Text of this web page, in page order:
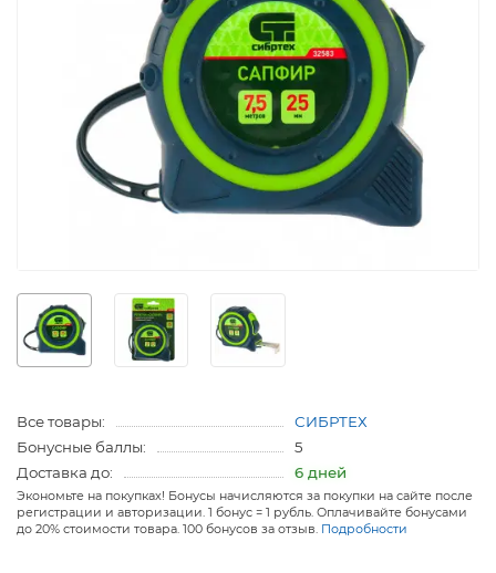
Все товары:
СИБРТЕХ
Бонусные баллы:
5
Доставка до:
6 дней
Экономьте на покупках! Бонусы начисляются за покупки на сайте после
регистрации и авторизации. 1 бонус = 1 рубль. Оплачивайте бонусами
до 20% стоимости товара. 100 бонусов за отзыв. Подробности